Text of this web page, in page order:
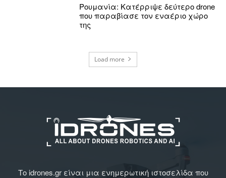
Ρουμανία: Κατέρριψε δεύτερο drone
που παραβίασε τον εναέριο χώρο
της
Load more
Το idrones.gr είναι μια ενημερωτική ιστοσελίδα που